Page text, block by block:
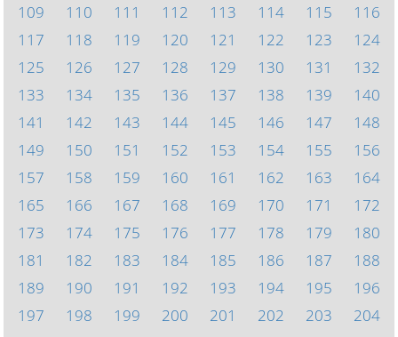
109
110 111 112 113 114 115
116
117
118 119 120 121 122 123
124
125
126 127 128 129 130 131
132
133
134 135 136 137 138 139
140
141
142 143 144 145 146 147
148
149
150 151 152 153 154 155
156
157
158 159 160 161 162 163
164
165
166 167 168 169 170 171
172
173
174 175 176 177 178 179
180
181
182 183 184 185 186 187
188
189
190 191 192 193 194 195
196
197
198 199 200 201 202 203
204